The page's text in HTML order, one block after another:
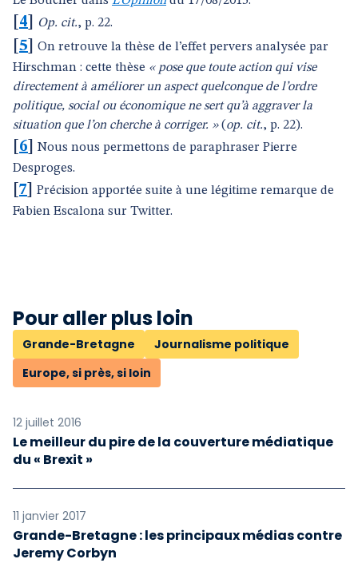
4 Op. cit., p. 22.
5
On retrouve la thèse de l’effet pervers analysée par
Hirschman : cette thèse « pose que toute action qui vise
directement à améliorer un aspect quelconque de l’ordre
politique, social ou économique ne sert qu’à aggraver la
situation que l’on cherche à corriger. »(op. cit., p. 22).
6
Nous nous permettons de paraphraser Pierre
Desproges.
7
Précision apportée suite à une légitime remarque de
Fabien Escalona sur Twitter.
Pour aller plus loin
Grande-Bretagne
Journalisme politique
Europe, si près, si loin
12 juillet 2016
Le meilleur du pire de la couverture médiatique
du « Brexit »
11 janvier 2017
Grande-Bretagne : les principaux médias contre
Jeremy Corbyn